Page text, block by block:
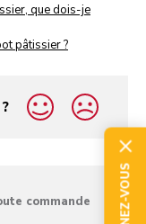
que dois-je
pâtissier ?
commande